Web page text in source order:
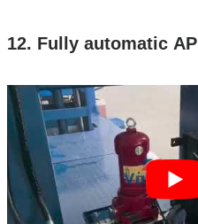
12. Fully automatic AP